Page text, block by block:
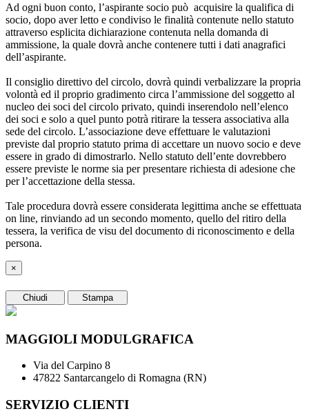
Ad ogni buon conto, l’aspirante socio può acquisire la qualifica di
socio, dopo aver letto e condiviso le finalità contenute nello statuto
attraverso esplicita dichiarazione contenuta nella domanda di
ammissione, la quale dovrà anche contenere tutti i dati anagrafici
dell’aspirante.
Il consiglio direttivo del circolo, dovrà quindi verbalizzare la propria
volontà ed il proprio gradimento circa l’ammissione del soggetto al
nucleo dei soci del circolo privato, quindi inserendolo nell’elenco
dei soci e solo a quel punto potrà ritirare la tessera associativa alla
sede del circolo. L’associazione deve effettuare le valutazioni
previste dal proprio statuto prima di accettare un nuovo socio e deve
essere in grado di dimostrarlo. Nello statuto dell’ente dovrebbero
essere previste le norme sia per presentare richiesta di adesione che
per l’accettazione della stessa.
Tale procedura dovrà essere considerata legittima anche se effettuata
on line, rinviando ad un secondo momento, quello del ritiro della
tessera, la verifica de visu del documento di riconoscimento e della
persona.
×
Chiudi Stampa
MAGGIOLI MODULGRAFICA
Via del Carpino 8
47822 Santarcangelo di Romagna (RN)
SERVIZIO CLIENTI